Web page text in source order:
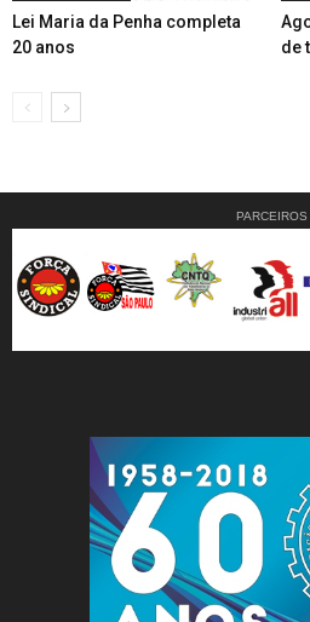
Lei Maria da Penha completa
20 anos
de
PARCEIROS